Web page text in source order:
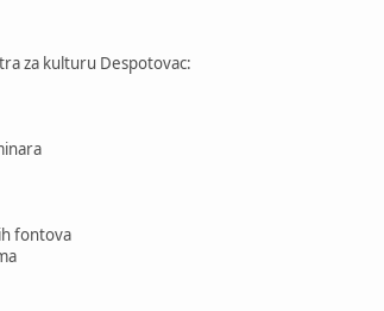
za kulturu Despotovac:
fontova